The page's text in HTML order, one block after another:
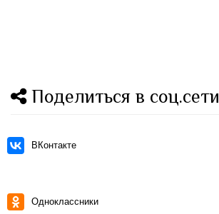
Поделиться в соц.сети
ВКонтакте
Одноклассники